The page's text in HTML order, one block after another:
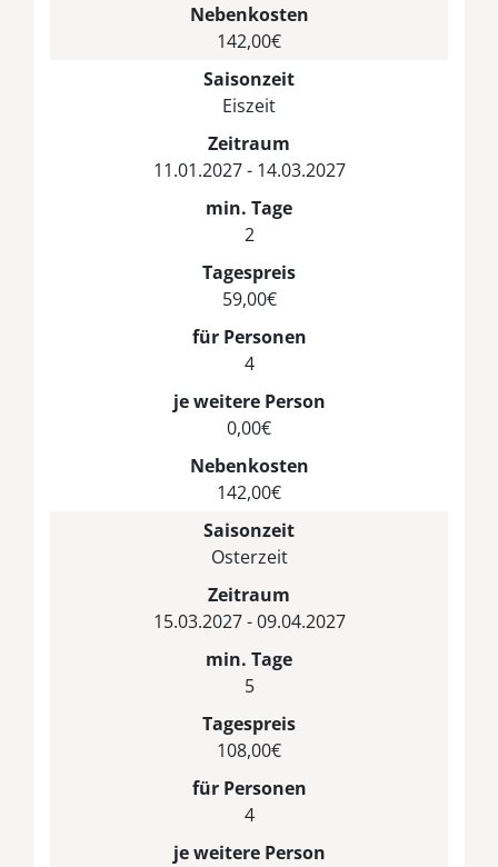
Nebenkosten
142,00€
Saisonzeit
Eiszeit
Zeitraum
11.01.2027 - 14.03.2027
min. Tage
2
Tagespreis
59,00€
für Personen
4
je weitere Person
0,00€
Nebenkosten
142,00€
Saisonzeit
Osterzeit
Zeitraum
15.03.2027 - 09.04.2027
min. Tage
5
Tagespreis
108,00€
für Personen
4
je weitere Person